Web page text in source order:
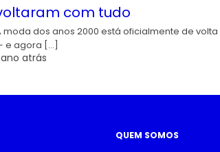
com tudo
moda dos anos 2000 está oficialmente de volta
e agora […]
ano atrás
QUEM SOMOS